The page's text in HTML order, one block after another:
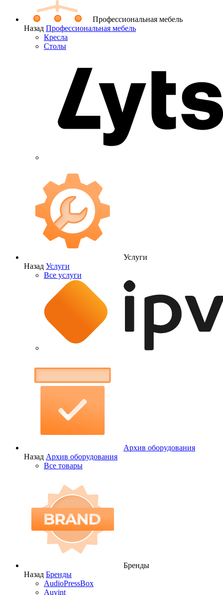
Профессиональная мебель
Назад Профессиональная мебель
Кресла
Столы
Услуги
Назад Услуги
Все услуги
Архив оборудования
Назад Архив оборудования
Все товары
Бренды
Назад Бренды
AudioPressBox
Auvint